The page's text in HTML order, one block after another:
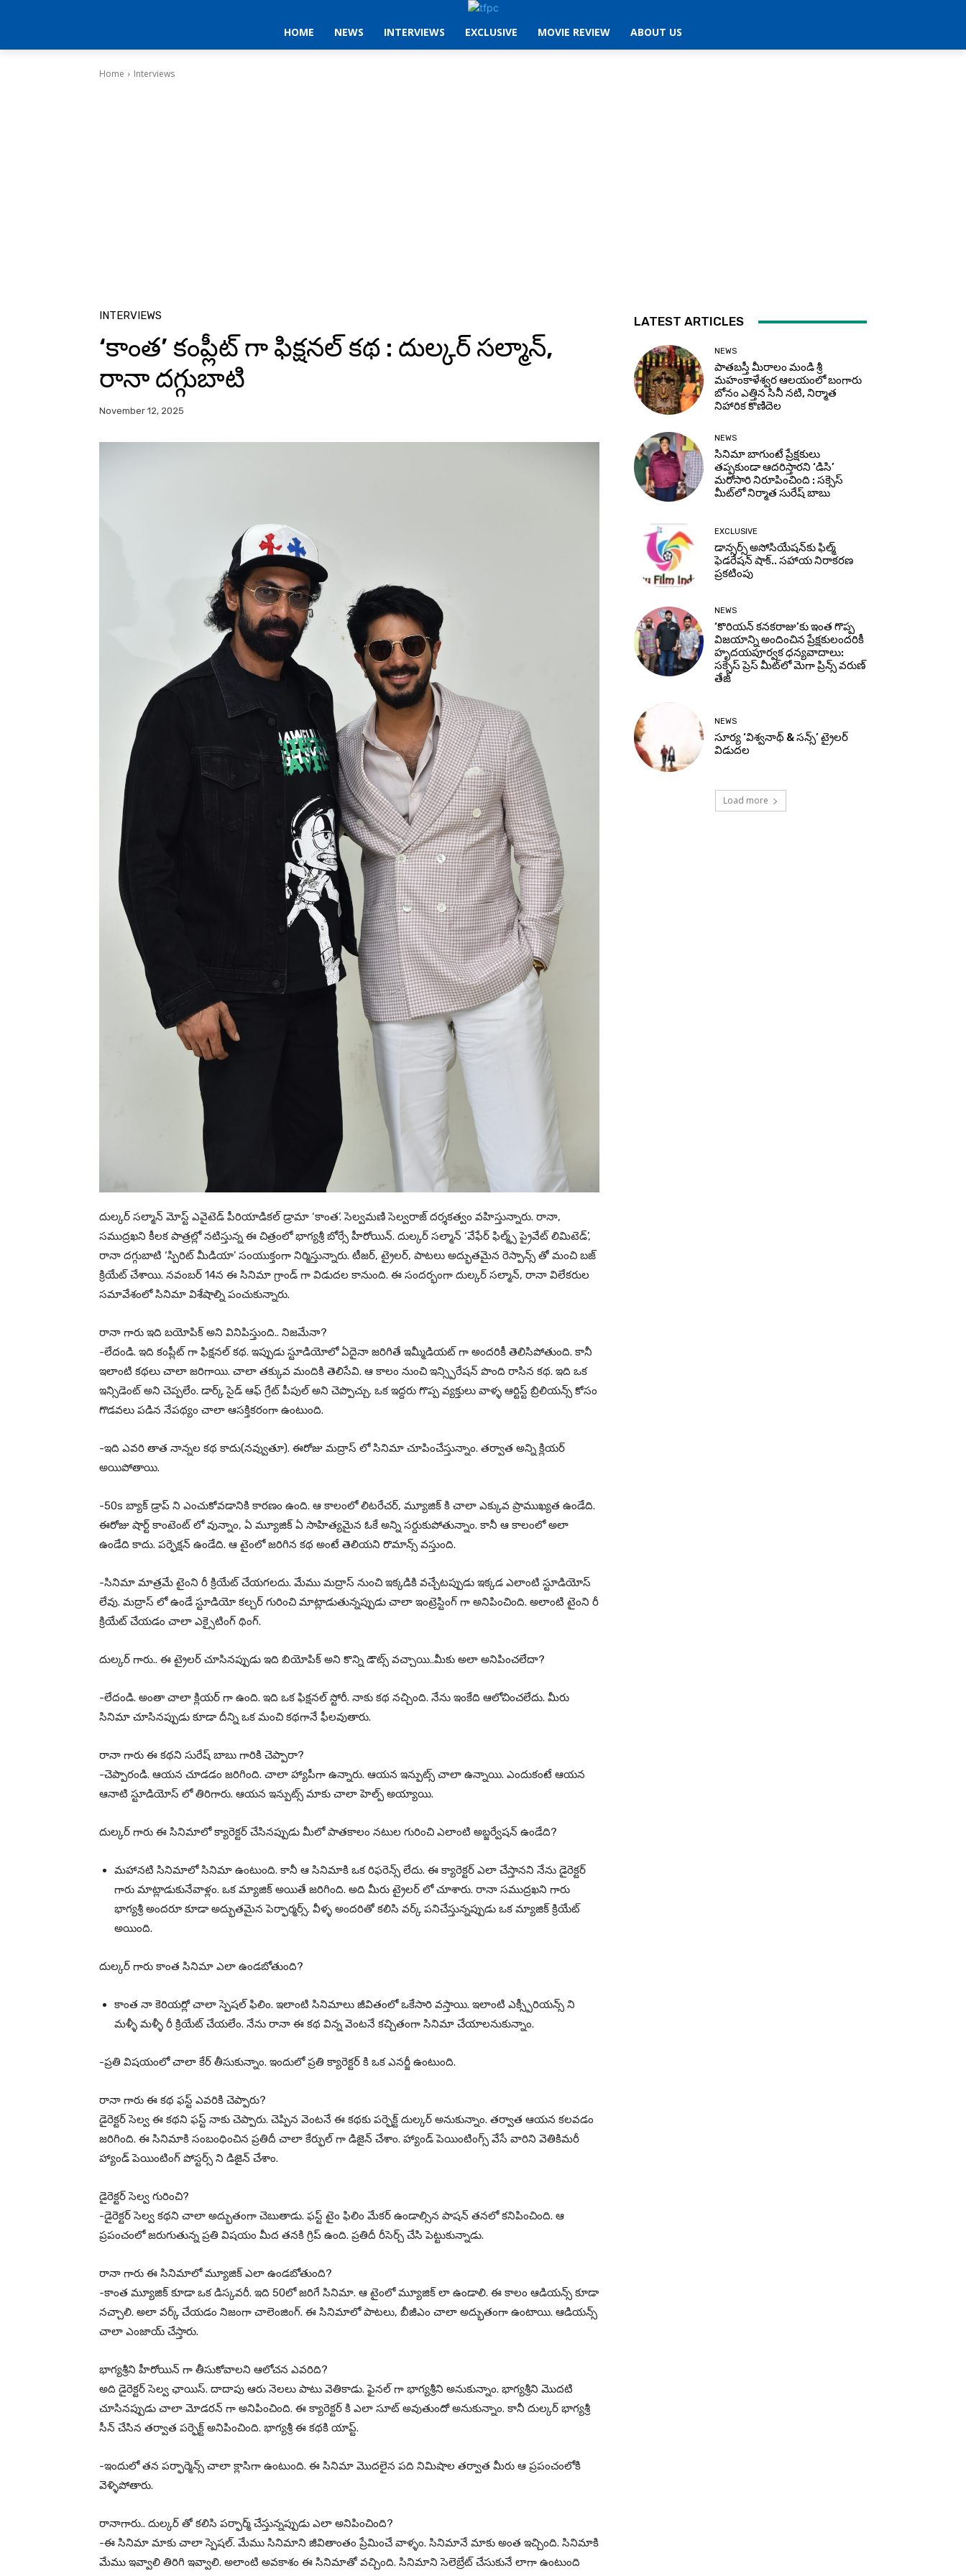
HOME NEWS INTERVIEWS EXCLUSIVE MOVIE REVIEW ABOUT US
Home Interviews
INTERVIEWS
‘కాంత’ కంప్లీట్ గా ఫిక్షనల్ కథ : దుల్కర్ సల్మాన్,
రానా దగ్గుబాటి
November 12, 2025
దుల్కర్ సల్మాన్ మోస్ట్ ఎవైటెడ్ పీరియాడికల్ డ్రామా ‘కాంత’. సెల్వమణి సెల్వరాజ్‌ దర్శకత్వం వహిస్తున్నారు. రానా,
సముద్రఖని కీలక పాత్రల్లో నటిస్తున్న ఈ చిత్రంలో భాగ్యశ్రీ బోర్సే హీరోయిన్. దుల్కర్‌ సల్మాన్‌ ‘వేఫేర్‌ ఫిల్మ్స్‌ ప్రైవేట్‌ లిమిటెడ్‌’,
రానా దగ్గుబాటి ‘స్పిరిట్‌ మీడియా’ సంయుక్తంగా నిర్మిస్తున్నారు. టీజర్, ట్రైలర్, పాటలు అద్భుతమైన రెస్పాన్స్ తో మంచి బజ్
క్రియేట్ చేశాయి. నవంబర్ 14న ఈ సినిమా గ్రాండ్ గా విడుదల కానుంది. ఈ సందర్భంగా దుల్కర్ సల్మాన్, రానా విలేకరుల
సమావేశంలో సినిమా విశేషాల్ని పంచుకున్నారు.
రానా గారు ఇది బయోపిక్ అని వినిపిస్తుంది.. నిజమేనా?
-లేదండి. ఇది కంప్లీట్ గా ఫిక్షనల్ కథ. ఇప్పుడు స్టూడియోలో ఏదైనా జరిగితే ఇమ్మీడియట్ గా అందరికీ తెలిసిపోతుంది. కానీ
ఇలాంటి కథలు చాలా జరిగాయి. చాలా తక్కువ మందికి తెలిసేవి. ఆ కాలం నుంచి ఇన్స్పిరేషన్ పొంది రాసిన కథ. ఇది ఒక
ఇన్సిడెంట్ అని చెప్పలేం. డార్క్ సైడ్ ఆఫ్ గ్రేట్ పీపుల్ అని చెప్పొచ్చు. ఒక ఇద్దరు గొప్ప వ్యక్తులు వాళ్ళ ఆర్టిస్ట్ బ్రిలియన్స్ కోసం
గొడవలు పడిన నేపథ్యం చాలా ఆసక్తికరంగా ఉంటుంది.
-ఇది ఎవరి తాత నాన్నల కథ కాదు(నవ్వుతూ). ఈరోజు మద్రాస్ లో సినిమా చూపించేస్తున్నాం. తర్వాత అన్ని క్లియర్
అయిపోతాయి.
-50s బ్యాక్ డ్రాప్ ని ఎంచుకోవడానికి కారణం ఉంది. ఆ కాలంలో లిటరేచర్, మ్యూజిక్ కి చాలా ఎక్కువ ప్రాముఖ్యత ఉండేది.
ఈరోజు షార్ట్ కాంటెంట్ లో వున్నాం, ఏ మ్యూజిక్ ఏ సాహిత్యమైన ఓకే అన్ని సర్దుకుపోతున్నాం. కానీ ఆ కాలంలో అలా
ఉండేది కాదు. పర్ఫెక్షన్ ఉండేది. ఆ టైంలో జరిగిన కథ అంటే తెలియని రొమాన్స్ వస్తుంది.
-సినిమా మాత్రమే టైంని రీ క్రియేట్ చేయగలదు. మేము మద్రాస్ నుంచి ఇక్కడికి వచ్చేటప్పుడు ఇక్కడ ఎలాంటి స్టూడియోస్
లేవు. మద్రాస్ లో ఉండే స్టూడియో కల్చర్ గురించి మాట్లాడుతున్నప్పుడు చాలా ఇంట్రెస్టింగ్ గా అనిపించింది. అలాంటి టైంని రీ
క్రియేట్ చేయడం చాలా ఎక్సైటింగ్ థింగ్.
దుల్కర్ గారు.. ఈ ట్రైలర్ చూసినప్పుడు ఇది బియోపిక్ అని కొన్ని డౌట్స్ వచ్చాయి..మీకు అలా అనిపించలేదా?
-లేదండి. అంతా చాలా క్లియర్ గా ఉంది. ఇది ఒక ఫిక్షనల్ స్టోరీ. నాకు కథ నచ్చింది. నేను ఇంకేది ఆలోచించలేదు. మీరు
సినిమా చూసినప్పుడు కూడా దీన్ని ఒక మంచి కథగానే ఫీలవుతారు.
రానా గారు ఈ కథని సురేష్ బాబు గారికి చెప్పారా?
-చెప్పారండి. ఆయన చూడడం జరిగింది. చాలా హ్యాపీగా ఉన్నారు. ఆయన ఇన్పుట్స్ చాలా ఉన్నాయి. ఎందుకంటే ఆయన
ఆనాటి స్టూడియోస్ లో తిరిగారు. ఆయన ఇన్పుట్స్ మాకు చాలా హెల్ప్ అయ్యాయి.
దుల్కర్ గారు ఈ సినిమాలో క్యారెక్టర్ చేసినప్పుడు మీలో పాతకాలం నటుల గురించి ఎలాంటి అబ్జర్వేషన్ ఉండేది?
మహానటి సినిమాలో సినిమా ఉంటుంది. కానీ ఆ సినిమాకి ఒక రిఫరెన్స్ లేదు. ఈ క్యారెక్టర్ ఎలా చేస్తానని నేను డైరెక్టర్
గారు మాట్లాడుకునేవాళ్లం. ఒక మ్యాజిక్ అయితే జరిగింది. అది మీరు ట్రైలర్ లో చూశారు. రానా సముద్రఖని గారు
భాగ్యశ్రీ అందరూ కూడా అద్భుతమైన పెర్ఫార్మర్స్. వీళ్ళ అందరితో కలిసి వర్క్ పనిచేస్తున్నప్పుడు ఒక మ్యాజిక్ క్రియేట్
అయింది.
దుల్కర్ గారు కాంత సినిమా ఎలా ఉండబోతుంది?
కాంత నా కెరియర్లో చాలా స్పెషల్ ఫిలిం. ఇలాంటి సినిమాలు జీవితంలో ఒకేసారి వస్తాయి. ఇలాంటి ఎక్స్పీరియన్స్ ని
మళ్ళీ మళ్ళీ రీ క్రియేట్ చేయలేం. నేను రానా ఈ కథ విన్న వెంటనే కచ్చితంగా సినిమా చేయాలనుకున్నాం.
-ప్రతి విషయంలో చాలా కేర్ తీసుకున్నాం. ఇందులో ప్రతి క్యారెక్టర్ కి ఒక ఎనర్జీ ఉంటుంది.
రానా గారు ఈ కథ ఫస్ట్ ఎవరికి చెప్పారు?
డైరెక్టర్ సెల్వ ఈ కథని ఫస్ట్ నాకు చెప్పారు. చెప్పిన వెంటనే ఈ కథకు పర్ఫెక్ట్ దుల్కర్ అనుకున్నాం. తర్వాత ఆయన కలవడం
జరిగింది. ఈ సినిమాకి సంబంధించిన ప్రతిదీ చాలా కేర్ఫుల్ గా డిజైన్ చేశాం. హ్యాండ్ పెయింటింగ్స్ వేసే వారిని వెతికిమరీ
హ్యాండ్ పెయింటింగ్ పోస్టర్స్ ని డిజైన్ చేశాం.
డైరెక్టర్ సెల్వ గురించి?
-డైరెక్టర్ సెల్వ కథని చాలా అద్భుతంగా చెబుతాడు. ఫస్ట్ టైం ఫిలిం మేకర్ ఉండాల్సిన పాషన్ తనలో కనిపించింది. ఆ
ప్రపంచంలో జరుగుతున్న ప్రతి విషయం మీద తనకి గ్రిప్ ఉంది. ప్రతిదీ రీసెర్చ్ చేసి పెట్టుకున్నాడు.
రానా గారు ఈ సినిమాలో మ్యూజిక్ ఎలా ఉండబోతుంది?
-కాంత మ్యూజిక్ కూడా ఒక డిస్కవరీ. ఇది 50లో జరిగే సినిమా. ఆ టైంలో మ్యూజిక్ లా ఉండాలి. ఈ కాలం ఆడియన్స్ కూడా
నచ్చాలి. అలా వర్క్ చేయడం నిజంగా చాలెంజింగ్. ఈ సినిమాలో పాటలు, బీజీఎం చాలా అద్భుతంగా ఉంటాయి. ఆడియన్స్
చాలా ఎంజాయ్ చేస్తారు.
భాగ్యశ్రీని హీరోయిన్ గా తీసుకోవాలని ఆలోచన ఎవరిది?
అది డైరెక్టర్ సెల్వ ఛాయిస్. దాదాపు ఆరు నెలలు పాటు వెతికాడు. ఫైనల్ గా భాగ్యశ్రీని అనుకున్నాం. భాగ్యశ్రీని మొదటి
చూసినప్పుడు చాలా మోడరన్ గా అనిపించింది. ఈ క్యారెక్టర్ కి ఎలా సూట్ అవుతుందో అనుకున్నాం. కానీ దుల్కర్ భాగ్యశ్రీ
సీన్ చేసిన తర్వాత పర్ఫెక్ట్ అనిపించింది. భాగ్యశ్రీ ఈ కథకి యాప్ట్.
-ఇందులో తన పర్ఫార్మెన్స్ చాలా క్లాసిగా ఉంటుంది. ఈ సినిమా మొదలైన పది నిమిషాల తర్వాత మీరు ఆ ప్రపంచంలోకి
వెళ్ళిపోతారు.
రానాగారు.. దుల్కర్ తో కలిసి పర్ఫార్మ్ చేస్తున్నప్పుడు ఎలా అనిపించింది?
-ఈ సినిమా మాకు చాలా స్పెషల్. మేము సినిమాని జీవితాంతం ప్రేమించే వాళ్ళం. సినిమానే మాకు అంత ఇచ్చింది. సినిమాకి
మేము ఇవ్వాలి తిరిగి ఇవ్వాలి. అలాంటి అవకాశం ఈ సినిమాతో వచ్చింది. సినిమాని సెలెబ్రేట్ చేసుకునే లాగా ఉంటుంది
LATEST ARTICLES
NEWS
పాతబస్తీ మీరాలం మండి శ్రీ
మహంకాళేశ్వర ఆలయంలో బంగారు
బోనం ఎత్తిన సినీ నటి, నిర్మాత
నిహారిక కొణిదెల
NEWS
సినిమా బాగుంటే ప్రేక్షకులు
తప్పకుండా ఆదరిస్తారని ‘డిసి’
మరోసారి నిరూపించింది : సక్సెస్
మీట్‌లో నిర్మాత సురేష్ బాబు
EXCLUSIVE
డాన్సర్స్ అసోసియేషన్‌కు ఫిల్మ్
ఫెడరేషన్ షాక్.. సహాయ నిరాకరణ
ప్రకటింపు
NEWS
‘కొరియన్ కనకరాజు’కు ఇంత గొప్ప
విజయాన్ని అందించిన ప్రేక్షకులందరికీ
హృదయపూర్వక ధన్యవాదాలు:
సక్సెస్ ప్రెస్ మీట్‌లో మెగా ప్రిన్స్ వరుణ్
తేజ్
NEWS
సూర్య ‘విశ్వనాథ్ & సన్స్’ ట్రైలర్
విడుదల
Load more